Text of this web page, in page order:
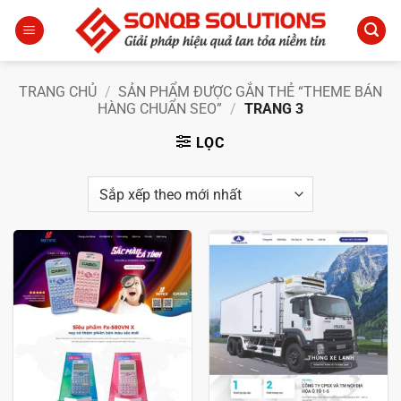
qua
TRANG CHỦ / SẢN PHẨM ĐƯỢC GẮN THẺ “THEME BÁN
HÀNG CHUẨN SEO” / TRANG 3
LỌC